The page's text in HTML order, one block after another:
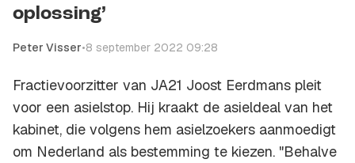
oplossing’
Peter Visser•8 september 2022 09:28
Fractievoorzitter van JA21 Joost Eerdmans pleit
voor een asielstop. Hij kraakt de asieldeal van het
kabinet, die volgens hem asielzoekers aanmoedigt
om Nederland als bestemming te kiezen. "Behalve